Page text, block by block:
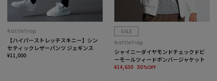
RattleTrap
【ハイパーストレッチスキニー】シン
セティックレザーパンツ ジェギンス
¥11,000
SALE
RattleTrap
シャイニーダイヤモンドチェックドビ
ーモールツィードボンバージャケット
¥14,630 30%OFF